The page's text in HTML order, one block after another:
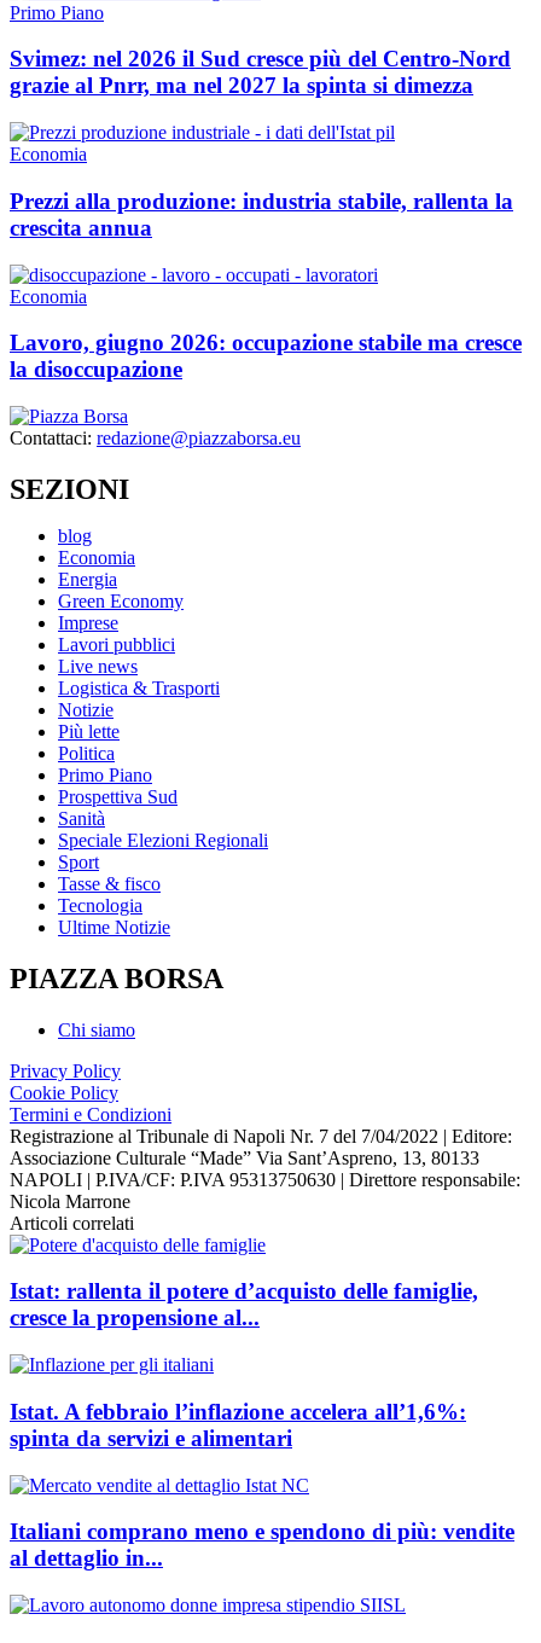
Primo Piano
Svimez: nel 2026 il Sud cresce più del Centro-Nord
grazie al Pnrr, ma nel 2027 la spinta si dimezza
Economia
Prezzi alla produzione: industria stabile, rallenta la
crescita annua
Economia
Lavoro, giugno 2026: occupazione stabile ma cresce
la disoccupazione
Contattaci: redazione@piazzaborsa.eu
SEZIONI
blog
Economia
Energia
Green Economy
Imprese
Lavori pubblici
Live news
Logistica & Trasporti
Notizie
Più lette
Politica
Primo Piano
Prospettiva Sud
Sanità
Speciale Elezioni Regionali
Sport
Tasse & fisco
Tecnologia
Ultime Notizie
PIAZZA BORSA
Chi siamo
Privacy Policy
Cookie Policy
Termini e Condizioni
Registrazione al Tribunale di Napoli Nr. 7 del 7/04/2022 | Editore:
Associazione Culturale “Made” Via Sant’Aspreno, 13, 80133
NAPOLI | P.IVA/CF: P.IVA 95313750630 | Direttore responsabile:
Nicola Marrone
Articoli correlati
Istat: rallenta il potere d’acquisto delle famiglie,
cresce la propensione al...
Istat. A febbraio l’inflazione accelera all’1,6%:
spinta da servizi e alimentari
Italiani comprano meno e spendono di più: vendite
al dettaglio in...